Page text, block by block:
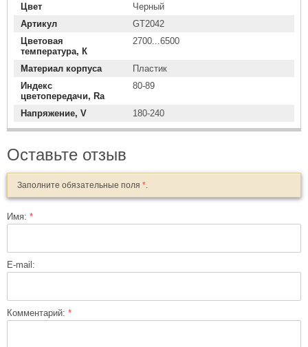
Цвет
Черный
Артикул
GT2042
Цветовая
температура, К
2700...6500
Материал корпуса
Пластик
Индекс
цветопередачи, Ra
80-89
Напряжение, V 180-240
Оставьте отзыв
Заполните обязательные поля *
Имя: *
E-mail:
Комментарий: *